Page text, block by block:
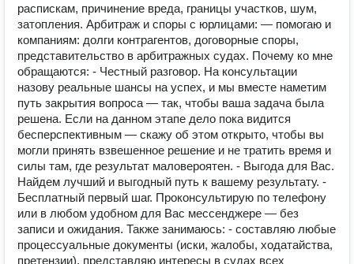
распискам, причинение вреда, границы участков, шум,
затопления. Арбитраж и споры с юрлицами: — помогаю и
компаниям: долги контрагентов, договорные споры,
представительство в арбитражных судах. Почему ко мне
обращаются: - Честный разговор. На консультации
назову реальные шансы на успех, и мы вместе наметим
путь закрытия вопроса — так, чтобы ваша задача была
решена. Если на данном этапе дело пока видится
бесперспективным — скажу об этом открыто, чтобы вы
могли принять взвешенное решение и не тратить время и
силы там, где результат маловероятен. - Выгода для Вас.
Найдем лучший и выгодный путь к вашему результату. -
Бесплатный первый шаг. Проконсультирую по телефону
или в любом удобном для Вас мессенджере — без
записи и ожидания. Также занимаюсь: - составляю любые
процессуальные документы (иски, жалобы, ходатайства,
претензии), представляю интересы в судах всех